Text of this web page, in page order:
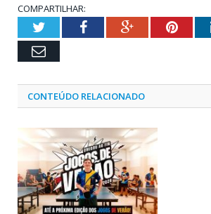
COMPARTILHAR:
TwitterFacebookGoogle+
Email
CONTEÚDO RELACIONADO